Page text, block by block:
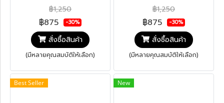
฿1,250
฿875 -30%
สั่งซื้อสินค้า
(มีหลายคุณสมบัติให้เลือก)
฿1,250
฿875 -30%
สั่งซื้อสินค้า
(มีหลายคุณสมบัติให้เลือก)
Best Seller New